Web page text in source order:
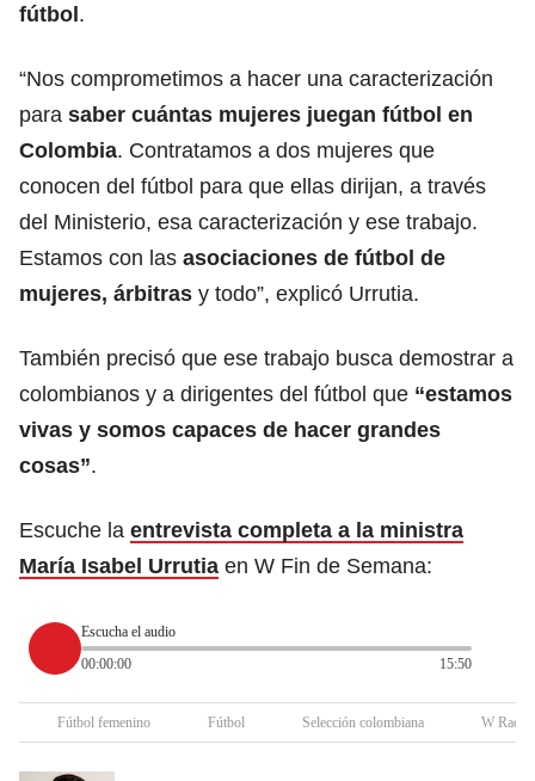
fútbol.
“Nos comprometimos a hacer una caracterización
para saber cuántas mujeres juegan fútbol en
Colombia. Contratamos a dos mujeres que
conocen del fútbol para que ellas dirijan, a través
del Ministerio, esa caracterización y ese trabajo.
Estamos con las asociaciones de fútbol de
mujeres, árbitras y todo”, explicó Urrutia.
También precisó que ese trabajo busca demostrar a
colombianos y a dirigentes del fútbol que “estamos
vivas y somos capaces de hacer grandes
cosas”.
Escuche la entrevista completa a la ministra
María Isabel Urrutia en W Fin de Semana:
Escucha el audio
00:00:00
15:50
Fútbol femenino Fútbol Selección colombiana W Radio